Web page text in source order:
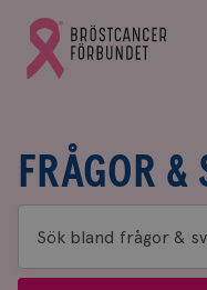
Gå
till
FRÅGOR &
Sök
bland